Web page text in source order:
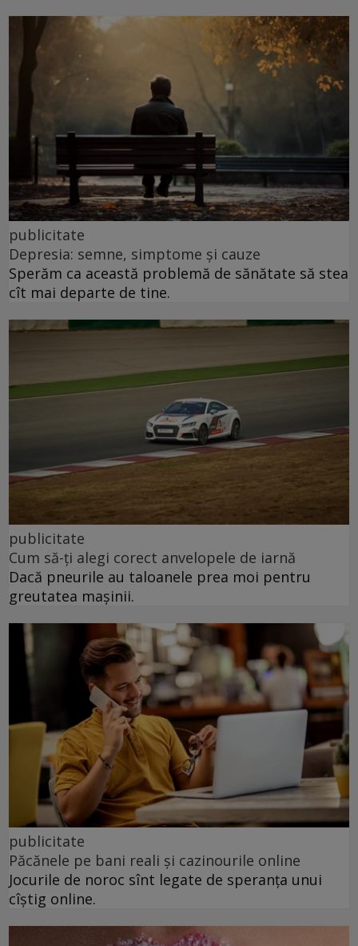
publicitate
Depresia: semne, simptome și cauze
Sperăm ca această problemă de sănătate să stea
cît mai departe de tine.
publicitate
Cum să-ți alegi corect anvelopele de iarnă
Dacă pneurile au taloanele prea moi pentru
greutatea mașinii.
publicitate
Păcănele pe bani reali și cazinourile online
Jocurile de noroc sînt legate de speranța unui
cîștig online.